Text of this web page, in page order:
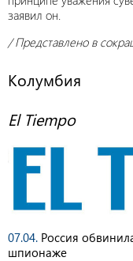
заявил он.
/ Представлено в
Колумбия
El Tiempo
07.04. Россия
шпионаже